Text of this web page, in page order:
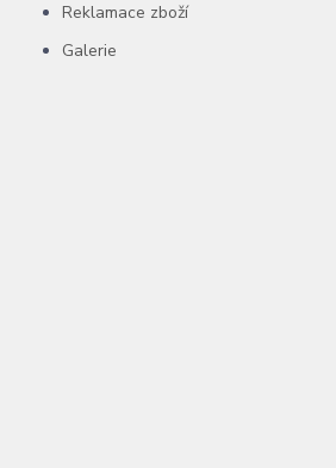
Reklamace zboží
Galerie